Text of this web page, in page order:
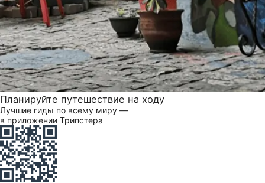
Планируйте путешествие на ходу
Лучшие гиды по всему миру —
в приложении Трипстера